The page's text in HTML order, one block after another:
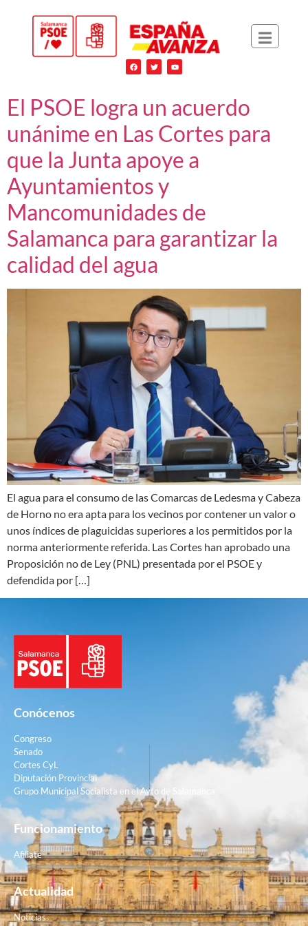
El PSOE logra un acuerdo
unánime en Las Cortes para
que la Junta apoye a
Ayuntamientos y
Mancomunidades de
Salamanca para garantizar la
calidad del agua
El agua para el consumo de las Comarcas de Ledesma y Cabeza
de Horno no era apta para los vecinos por contener un valor o
unos índices de plaguicidas superiores a los permitidos por la
norma anteriormente referida. Las Cortes han aprobado una
Proposición no de Ley (PNL) presentada por el PSOE y
defendida por […]
Conócenos
Congreso
Senado
Cortes CyL
Diputación Provincial
Grupo Municipal Socialista en el Ayto de Salamanca
Funcionamiento
Afiliate
Actualidad
Noticias